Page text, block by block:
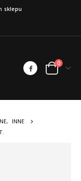
sklepu
0
,
INNE